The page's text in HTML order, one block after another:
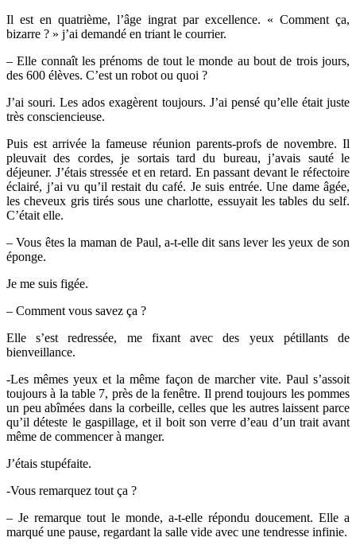
Il est en quatrième, l’âge ingrat par excellence. « Comment ça,
bizarre ? » j’ai demandé en triant le courrier.
– Elle connaît les prénoms de tout le monde au bout de trois jours,
des 600 élèves. C’est un robot ou quoi ?
J’ai souri. Les ados exagèrent toujours. J’ai pensé qu’elle était juste
très consciencieuse.
Puis est arrivée la fameuse réunion parents-profs de novembre. Il
pleuvait des cordes, je sortais tard du bureau, j’avais sauté le
déjeuner. J’étais stressée et en retard. En passant devant le réfectoire
éclairé, j’ai vu qu’il restait du café. Je suis entrée. Une dame âgée,
les cheveux gris tirés sous une charlotte, essuyait les tables du self.
C’était elle.
– Vous êtes la maman de Paul, a-t-elle dit sans lever les yeux de son
éponge.
Je me suis figée.
– Comment vous savez ça ?
Elle s’est redressée, me fixant avec des yeux pétillants de
bienveillance.
-Les mêmes yeux et la même façon de marcher vite. Paul s’assoit
toujours à la table 7, près de la fenêtre. Il prend toujours les pommes
un peu abîmées dans la corbeille, celles que les autres laissent parce
qu’il déteste le gaspillage, et il boit son verre d’eau d’un trait avant
même de commencer à manger.
J’étais stupéfaite.
-Vous remarquez tout ça ?
– Je remarque tout le monde, a-t-elle répondu doucement. Elle a
marqué une pause, regardant la salle vide avec une tendresse infinie.